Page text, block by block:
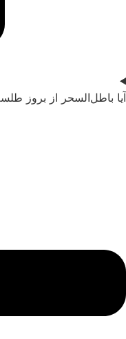
آیا باطل‌السحر از بروز